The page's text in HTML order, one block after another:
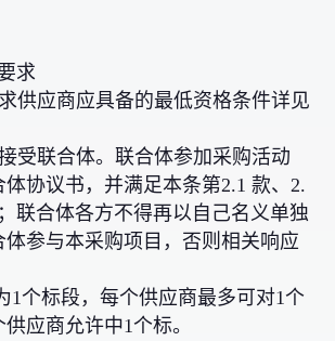
求
供应商应具备的最低资格条件详见
受联合体。联合体参加采购活动
协议书，并满足本条第2.1 款、2.
联合体各方不得再以自己名义单独
体参与本采购项目，否则相关响应
1个标段，每个供应商最多可对1个
应商允许中1个标。